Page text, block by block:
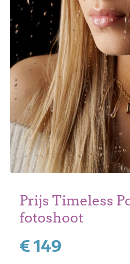
Prijs Timeless
fotoshoot
€ 149